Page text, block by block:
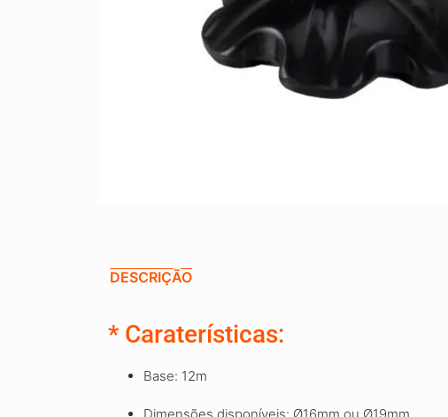
DESCRIÇÃO
* Caraterísticas:
Base: 12m